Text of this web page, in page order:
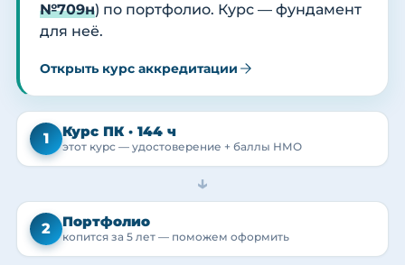
№709н) по портфолио. Курс — фундамент
для неё.
Открыть курс аккредитации
1 Курс ПК · 144 ч
этот курс — удостоверение + баллы НМО
→
2 Портфолио
копится за 5 лет — поможем оформить